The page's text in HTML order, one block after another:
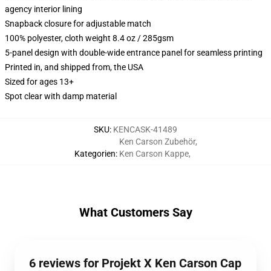
agency interior lining
Snapback closure for adjustable match
100% polyester, cloth weight 8.4 oz / 285gsm
5-panel design with double-wide entrance panel for seamless printing
Printed in, and shipped from, the USA
Sized for ages 13+
Spot clear with damp material
SKU: KENCASK-41489
Kategorien:
Ken Carson Zubehör,
Ken Carson Kappe,
What Customers Say
6 reviews for Projekt X Ken Carson Cap